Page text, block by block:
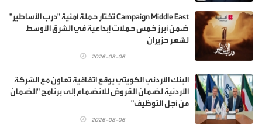
Campaign Middle East تختار حملة أمنية "درب الأساطير"
ضمن أبرز خمس حملات إبداعية في الشرق الأوسط
لشهر حزيران
2026-08-06
البنك الأردني الكويتي يوقع اتفاقية تعاون مع الشركة
الأردنية لضمان القروض للانضمام إلى برنامج "الضمان
من أجل التوظيف"
2026-08-06